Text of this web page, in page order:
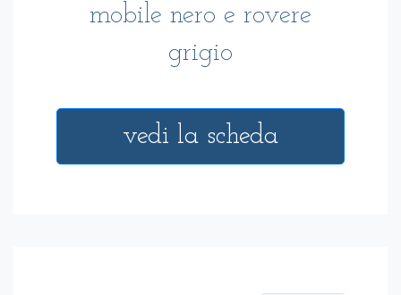
mobile nero e rovere
grigio
vedi la scheda